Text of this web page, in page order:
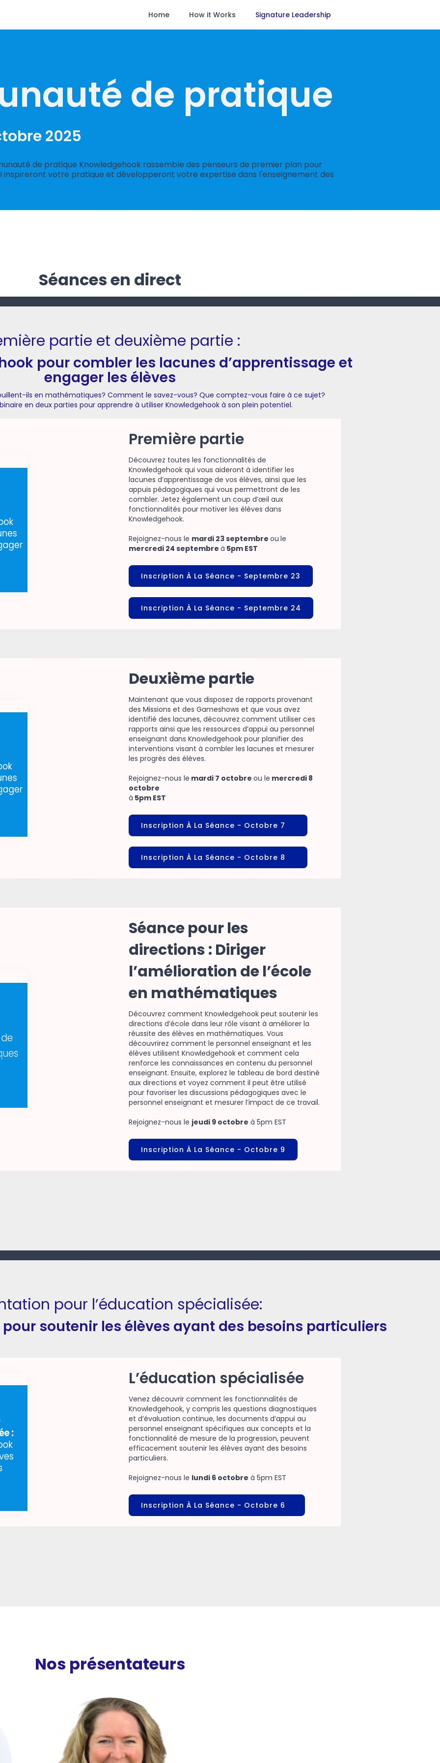
Home How it Works Signature Leadership
de pratique
2025
de pratique Knowledgehook rassemble des penseurs de premier plan pour
inspireront votre pratique et développeront votre expertise dans l'enseignement des
Séances en direct
partie et deuxième partie :
pour combler les lacunes d’apprentissage et
engager les élèves
ils en mathématiques? Comment le savez-vous? Que comptez-vous faire à ce sujet?
en deux parties pour apprendre à utiliser Knowledgehook à son plein potentiel.
Première partie
Découvrez toutes les fonctionnalités de
Knowledgehook qui vous aideront à identifier les
lacunes d’apprentissage de vos élèves, ainsi que les
appuis pédagogiques qui vous permettront de les
combler. Jetez également un coup d’œil aux
fonctionnalités pour motiver les élèves dans
Knowledgehook.
Rejoignez-nous le mardi 23 septembre ou le
mercredi 24 septembre à 5pm EST
Inscription À La Séance - Septembre 23
Inscription À La Séance - Septembre 24
Deuxième partie
Maintenant que vous disposez de rapports provenant
des Missions et des Gameshows et que vous avez
identifié des lacunes, découvrez comment utiliser ces
rapports ainsi que les ressources d’appui au personnel
enseignant dans Knowledgehook pour planifier des
interventions visant à combler les lacunes et mesurer
les progrès des élèves.
Rejoignez-nous le mardi 7 octobre ou le mercredi 8
octobre
à 5pm EST
Inscription À La Séance - Octobre 7
Inscription À La Séance - Octobre 8
Séance pour les
directions : Diriger
l’amélioration de l’école
en mathématiques
Découvrez comment Knowledgehook peut soutenir les
directions d’école dans leur rôle visant à améliorer la
réussite des élèves en mathématiques. Vous
découvrirez comment le personnel enseignant et les
élèves utilisent Knowledgehook et comment cela
renforce les connaissances en contenu du personnel
enseignant. Ensuite, explorez le tableau de bord destiné
aux directions et voyez comment il peut être utilisé
pour favoriser les discussions pédagogiques avec le
personnel enseignant et mesurer l’impact de ce travail.
Rejoignez-nous le jeudi 9 octobre à 5pm EST
Inscription À La Séance - Octobre 9
pour l’éducation spécialisée:
soutenir les élèves ayant des besoins particuliers
L’éducation spécialisée
Venez découvrir comment les fonctionnalités de
Knowledgehook, y compris les questions diagnostiques
et d’évaluation continue, les documents d’appui au
personnel enseignant spécifiques aux concepts et la
fonctionnalité de mesure de la progression, peuvent
efficacement soutenir les élèves ayant des besoins
particuliers.
Rejoignez-nous le lundi 6 octobre à 5pm EST
Inscription À La Séance - Octobre 6
Nos présentateurs